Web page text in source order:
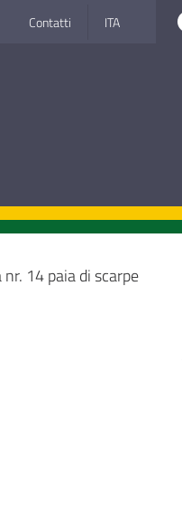
Contatti ITA
14 paia di scarpe